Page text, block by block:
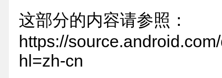
这部分的内容请参照：
https://
hl=zh-cn